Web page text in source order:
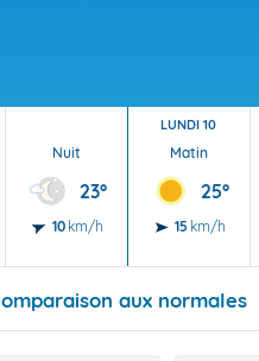
Nuit
23°
10 km/h
LUNDI 10
Matin
25°
15 km/h
aux normales